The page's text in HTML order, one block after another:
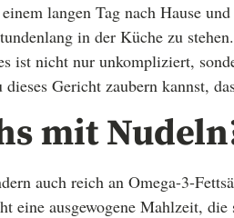
langen Tag nach Hause
in der Küche zu
ist nicht nur unkompliziert,
Gericht zaubern kannst,
mit
auch reich an Omega-3-
eine ausgewogene Mahlzeit,